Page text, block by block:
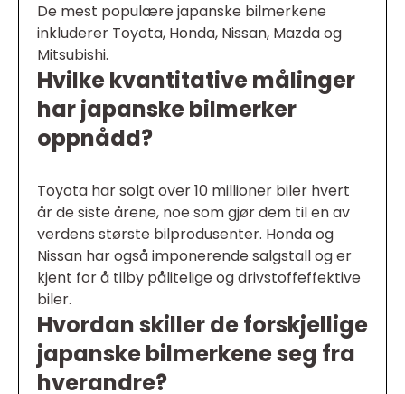
De mest populære japanske bilmerkene
inkluderer Toyota, Honda, Nissan, Mazda og
Mitsubishi.
Hvilke kvantitative målinger
har japanske bilmerker
oppnådd?
Toyota har solgt over 10 millioner biler hvert
år de siste årene, noe som gjør dem til en av
verdens største bilprodusenter. Honda og
Nissan har også imponerende salgstall og er
kjent for å tilby pålitelige og drivstoffeffektive
biler.
Hvordan skiller de forskjellige
japanske bilmerkene seg fra
hverandre?